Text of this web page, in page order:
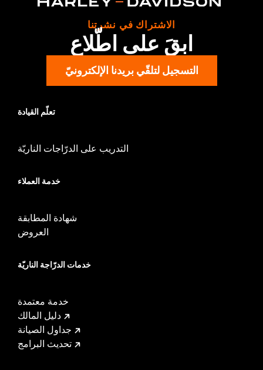
d.com/warrantyfor full details
الاشتراك في نشرتنا
ابقَ على اطّلاع
التسجيل لتلقّي بريدنا الإلكترونيّ
تعلّم القيادة
التدريب على الدرّاجات الناريّة
خدمة العملاء
شهادة المطابقة
العروض
خدمات الدرّاجة الناريّة
خدمة معتمدة
دليل المالك
جداول الصيانة
تحديث البرامج